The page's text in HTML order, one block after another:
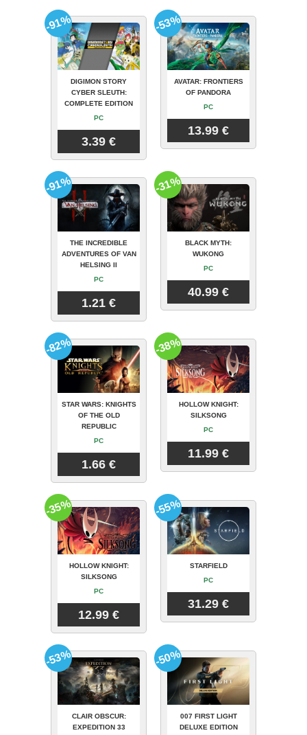
DIGIMON STORY
CYBER SLEUTH:
COMPLETE EDITION
PC
3.39 €
-91%
AVATAR: FRONTIERS
OF PANDORA
PC
13.99 €
-53%
THE INCREDIBLE
ADVENTURES OF VAN
HELSING II
PC
1.21 €
-91%
BLACK MYTH:
WUKONG
PC
40.99 €
-31%
STAR WARS: KNIGHTS
OF THE OLD
REPUBLIC
PC
1.66 €
-82%
HOLLOW KNIGHT:
SILKSONG
PC
11.99 €
-38%
HOLLOW KNIGHT:
SILKSONG
PC
12.99 €
-35%
STARFIELD
PC
31.29 €
-55%
CLAIR OBSCUR:
EXPEDITION 33
-53%
007 FIRST LIGHT
DELUXE EDITION
-50%